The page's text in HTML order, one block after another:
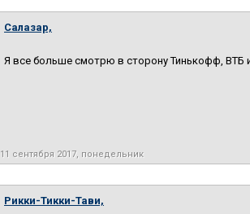
Салазар,
Я все больше смотрю в сторону Тинькофф, ВТБ
11 сентября 2017, понедельник
Рикки-Тикки-Тави,